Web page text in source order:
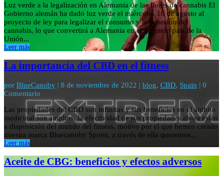
Luz verde a la legalización en Alemania de las flores de cannabis El
Gobierno alemán ha dado luz verde el miércoles 16 de agosto al
proyecto de ley para legalizar el consumo y la posesión del
cannabis, lo que convertirá a Alemania en el segundo país de la
Unión...
Leer más
La importancia del CBD en el fitness
por BlueCanoby | 8 de noviembre de 2022 | blog, CBD, Spain | 0
Comentario
Las propiedades del CBD son infinitas y sus beneficios en el ámbito
medicinal son amplios, la efectividad de sus propiedades ahora están
a disposición del mundo del fitness, motivo por el que hemos creado
nuestra marca Bluecanoby Sports, a través de ella queremos...
Leer más
Aceite de CBG: beneficios y efectos adversos